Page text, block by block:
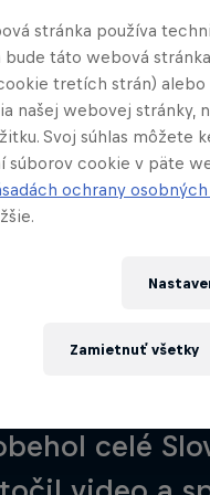
a škôl,
celé
stránka používa
bude táto webová
tretích strán)
našej webovej stránky,
Svoj súhlas
súborov cookie v päte
ochrany
Zamietnuť všetky